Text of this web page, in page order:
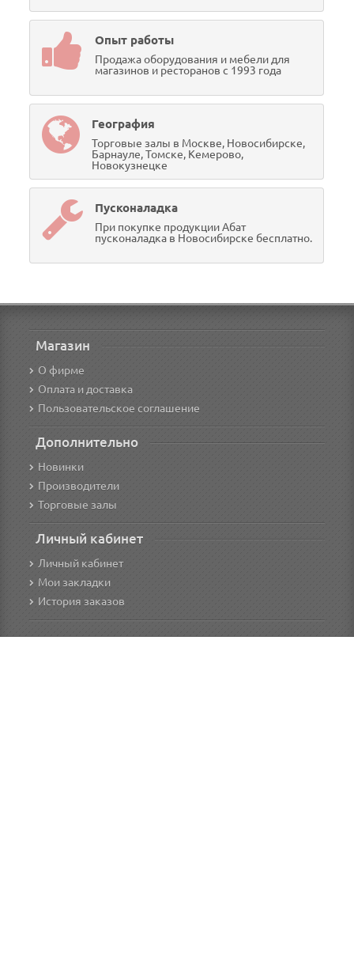
Опыт работы
Продажа оборудования и мебели для
магазинов и ресторанов с 1993 года
География
Торговые залы в Москве, Новосибирске,
Барнауле, Томске, Кемерово,
Новокузнецке
Пусконаладка
При покупке продукции Абат
пусконаладка в Новосибирске бесплатно.
Магазин
О фирме
Оплата и доставка
Пользовательское соглашение
Дополнительно
Новинки
Производители
Торговые залы
Личный кабинет
Личный кабинет
Мои закладки
История заказов